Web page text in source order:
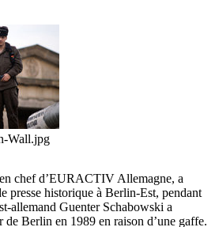
Wall.jpg
chef d’EURACTIV Allemagne, a
presse historique à Berlin-Est, pendant
allemand Guenter Schabowski a
Berlin en 1989 en raison d’une gaffe.